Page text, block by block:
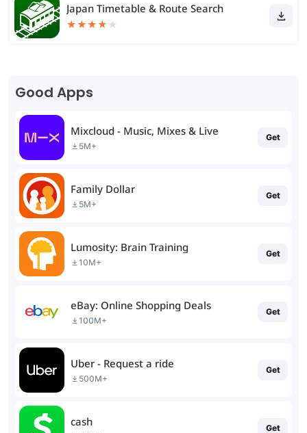
Japan Timetable & Route Search
★★★★ ★
Good Apps
Mixcloud - Music, Mixes & Live
5M+
Get
Family Dollar
5M+
Get
Lumosity: Brain Training
10M+
Get
eBay: Online Shopping Deals
100M+
Get
Uber - Request a ride
500M+
Get
cash Get